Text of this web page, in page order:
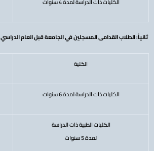
ثانياً: الطلاب القدامى المسجلين في الجامعة قبل العام الدراسي 2018/2019
الكلية
الكليات ذات الدراسة لمدة 6 سنوات
الكليات الطبية ذات الدراسة
لمدة 5 سنوات